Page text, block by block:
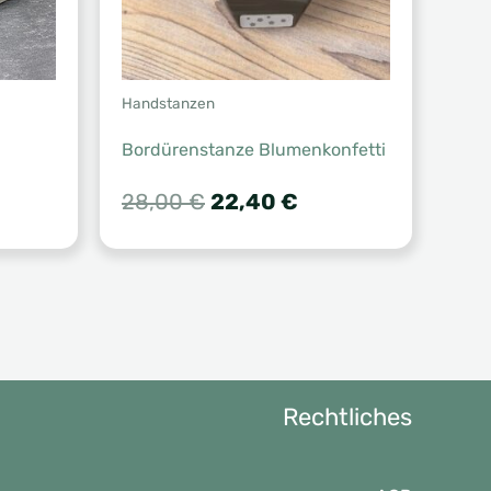
Handstanzen
Bordürenstanze Blumenkonfetti
28,00€ Ursprünglicher
war:
22,40 €
ist:
Rechtliches